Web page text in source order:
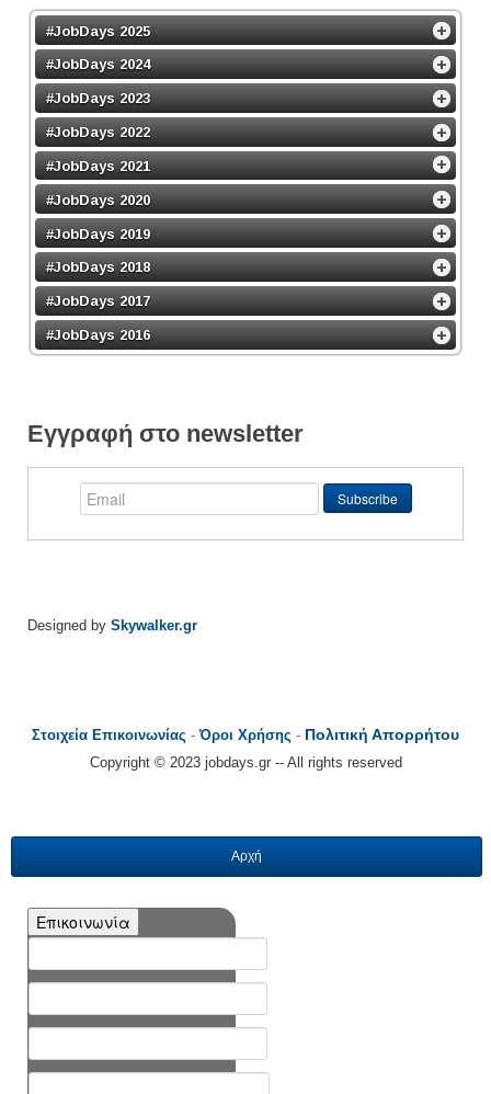
#JobDays 2025
#JobDays 2024
#JobDays 2023
#JobDays 2022
#JobDays 2021
#JobDays 2020
#JobDays 2019
#JobDays 2018
#JobDays 2017
#JobDays 2016
Εγγραφή στο newsletter
Designed by Skywalker.gr
Στοιχεία Επικοινωνίας -Όροι Χρήσης - Πολιτική Απορρήτου
Copyright © 2023 jobdays.gr -- All rights reserved
Αρχή